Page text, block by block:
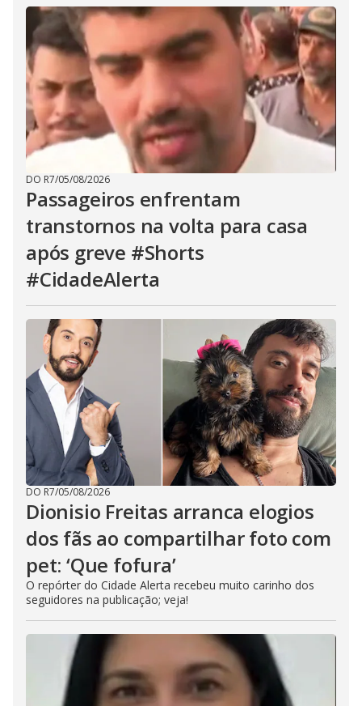
DO R7/05/08/2026
Passageiros enfrentam
transtornos na volta para casa
após greve #Shorts
#CidadeAlerta
DO R7/05/08/2026
Dionisio Freitas arranca elogios
dos fãs ao compartilhar foto com
pet: ‘Que fofura’
O repórter do Cidade Alerta recebeu muito carinho dos
seguidores na publicação; veja!